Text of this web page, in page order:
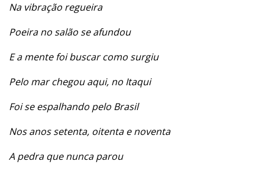
Na vibração regueira
Poeira no salão se afundou
E a mente foi buscar como surgiu
Pelo mar chegou aqui, no Itaqui
Foi se espalhando pelo Brasil
Nos anos setenta, oitenta e noventa
A pedra que nunca parou